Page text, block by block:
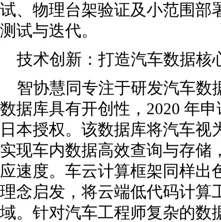
试、物理台架验证及小范围部
测试与迭代。
技术创新：打造汽车数据核
智协慧同专注于研发汽车数
数据库具有开创性，2020 年
日本授权。该数据库将汽车视
实现车内数据高效查询与存储
应速度。车云计算框架同样出
理念启发，将云端低代码计算
域。针对汽车工程师复杂的数